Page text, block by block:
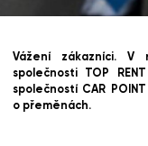
Vážení zákazníci.
společnosti TOP
společností CAR
o přeměnách.